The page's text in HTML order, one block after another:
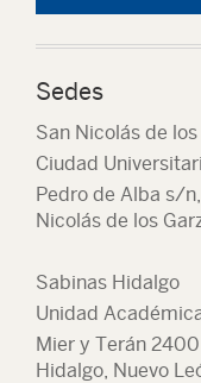
Sedes
San Nicolás de los
Ciudad
Pedro de Alba s/
Nicolás de los
Sabinas Hidalgo
Unidad
Mier y Terán
Hidalgo, Nuevo